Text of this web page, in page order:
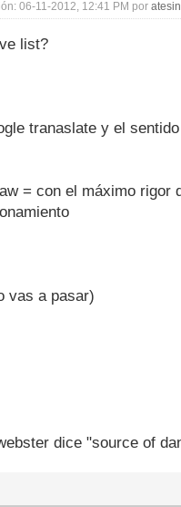
06-11-2012, 12:41 PM por atesin
list?
tranaslate y el
= con el máximo rigor
vas a pasar)
dice "source of